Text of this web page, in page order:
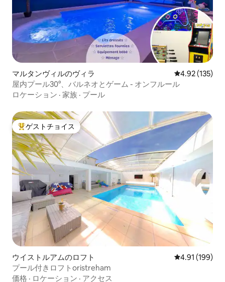
マルタンヴィルのヴィラ レビュー135
4.92 (135)
屋内プール30°、バルネオとゲーム - オンフルール
ロケーション · 家族 · プール
大好評のゲストチョイスです。
ゲストチョイス
ウイストルアムのロフト レビュー199
4.91 (199)
プール付きロフトoristreham
価格 · ロケーション · アクセス